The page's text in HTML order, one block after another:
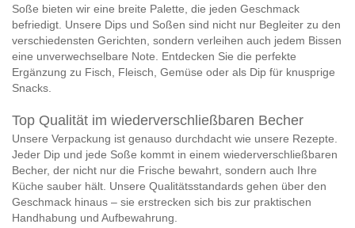
Soße bieten wir eine breite Palette, die jeden Geschmack
befriedigt. Unsere Dips und Soßen sind nicht nur Begleiter zu den
verschiedensten Gerichten, sondern verleihen auch jedem Bissen
eine unverwechselbare Note. Entdecken Sie die perfekte
Ergänzung zu Fisch, Fleisch, Gemüse oder als Dip für knusprige
Snacks.
Top Qualität im wiederverschließbaren Becher
Unsere Verpackung ist genauso durchdacht wie unsere Rezepte.
Jeder Dip und jede Soße kommt in einem wiederverschließbaren
Becher, der nicht nur die Frische bewahrt, sondern auch Ihre
Küche sauber hält. Unsere Qualitätsstandards gehen über den
Geschmack hinaus – sie erstrecken sich bis zur praktischen
Handhabung und Aufbewahrung.